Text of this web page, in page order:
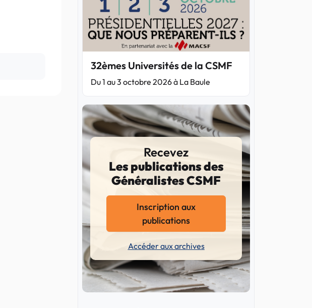
32èmes Universités de la CSMF
Du 1 au 3 octobre 2026 à La Baule
Recevez
Les publications des
Généralistes CSMF
Inscription aux
publications
Accéder aux archives